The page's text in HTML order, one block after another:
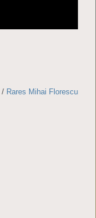
/ Rares Mihai Florescu